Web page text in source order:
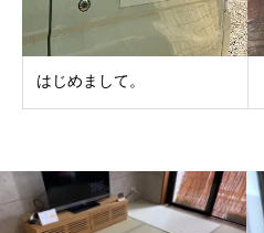
はじめまして。